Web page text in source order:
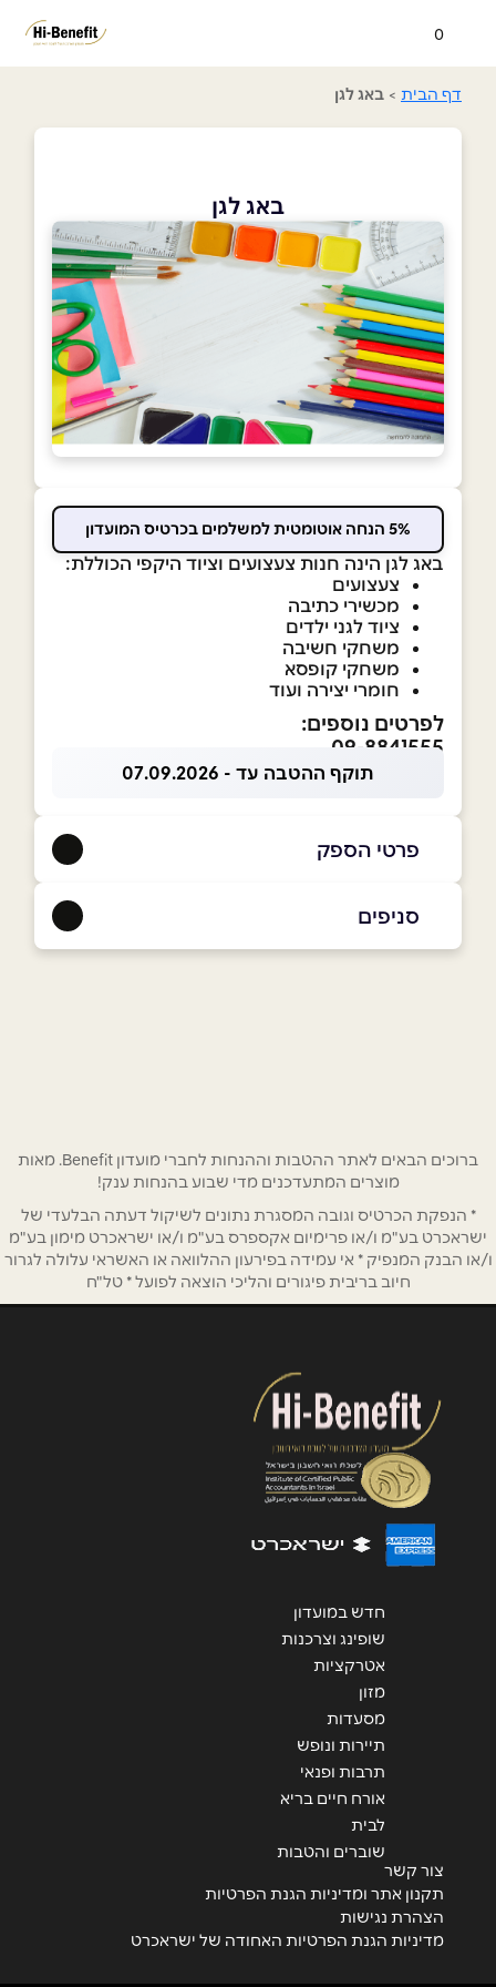
0
דף הבית > באג לגן
באג לגן
5% הנחה אוטומטית למשלמים בכרטיס המועדון
באג לגן הינה חנות צעצועים וציוד היקפי הכוללת:
צעצועים
מכשירי כתיבה
ציוד לגני ילדים
משחקי חשיבה
משחקי קופסא
חומרי יצירה ועוד
לפרטים נוספים:
09-8841555
תוקף ההטבה עד - 07.09.2026
פרטי הספק
נושא*
אנא חזרו אלי בקשר ל...
הודעה*
שליחה
סניפים
ברוכים הבאים לאתר ההטבות וההנחות לחברי מועדון Benefit. מאות
מוצרים המתעדכנים מדי שבוע בהנחות ענק!
* הנפקת הכרטיס וגובה המסגרת נתונים לשיקול דעתה הבלעדי של
ישראכרט בע"מ ו/או פרימיום אקספרס בע"מ ו/או ישראכרט מימון בע"מ
ו/או הבנק המנפיק * אי עמידה בפירעון ההלוואה או האשראי עלולה לגרור
חיוב בריבית פיגורים והליכי הוצאה לפועל * טל"ח
חדש במועדון
שופינג וצרכנות
אטרקציות
מזון
מסעדות
תיירות ונופש
תרבות ופנאי
אורח חיים בריא
לבית
שוברים והטבות
צור קשר
תקנון אתר ומדיניות הגנת הפרטיות
הצהרת נגישות
מדיניות הגנת הפרטיות האחודה של ישראכרט